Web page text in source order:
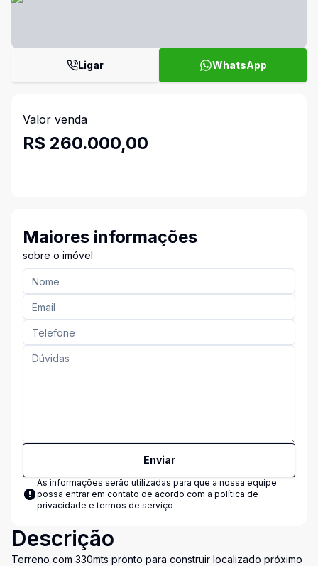
Ligar WhatsApp
Valor venda
R$ 260.000,00
Maiores informações
sobre o imóvel
Enviar
As informações serão utilizadas para que a nossa equipe
possa entrar em contato de acordo com a política de
privacidade e termos de serviço
Descrição
Terreno com 330mts pronto para construir localizado próximo